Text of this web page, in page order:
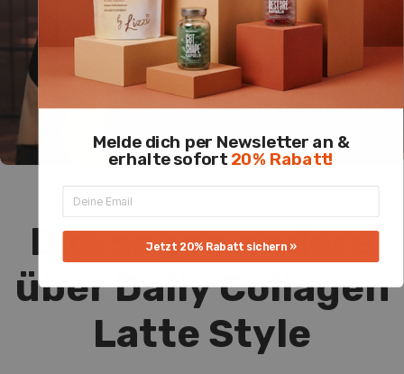
Das sagen andere
über Daily Collagen
Latte Style
Melde dich per Newsletter an &
erhalte sofort 20% Rabatt!
Jetzt 20% Rabatt sichern »